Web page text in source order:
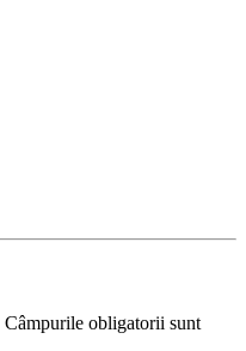
Câmpurile obligatorii sunt